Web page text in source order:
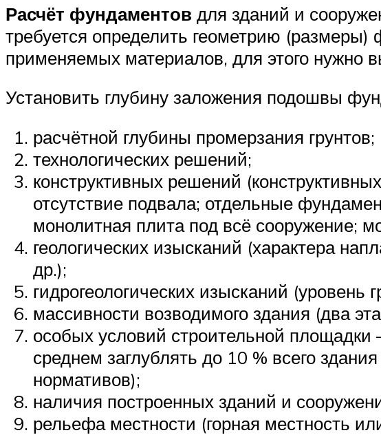
Расчёт фундаментов для зданий и
требуется определить геометрию (размеры)
применяемых материалов, для этого нужно
Установить глубину заложения подошвы
расчётной глубины промерзания грунтов;
технологических решений;
конструктивных решений
отсутствие подвала; отдельные
монолитная плита под всё сооружение;
геологических изысканий (характера
др.);
гидрогеологических изысканий
массивности возводимого здания (два
особых условий строительной
среднем заглублять до 10 % всего
нормативов);
наличия построенных зданий и
рельефа местности (горная местность